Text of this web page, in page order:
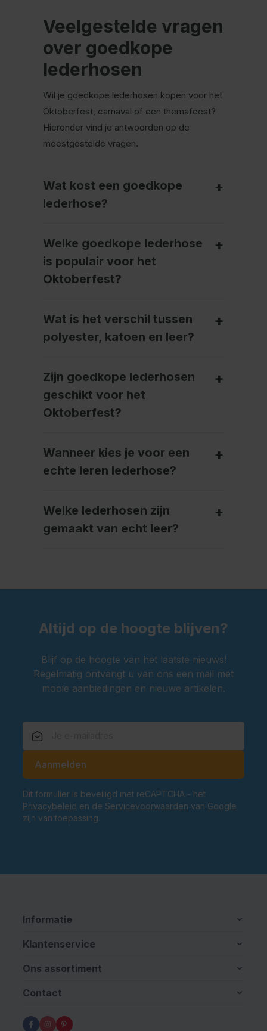
Veelgestelde vragen
over goedkope
lederhosen
Wil je goedkope lederhosen kopen voor het
Oktoberfest, carnaval of een themafeest?
Hieronder vind je antwoorden op de
meestgestelde vragen.
Wat kost een goedkope
lederhose?
Welke goedkope lederhose
is populair voor het
Oktoberfest?
Wat is het verschil tussen
polyester, katoen en leer?
Zijn goedkope lederhosen
geschikt voor het
Oktoberfest?
Wanneer kies je voor een
echte leren lederhose?
Welke lederhosen zijn
gemaakt van echt leer?
Altijd op de hoogte blijven?
Blijf op de hoogte van het laatste nieuws!
Regelmatig ontvangt u van ons een mail met
mooie aanbiedingen en nieuwe artikelen.
Aanmelden
Dit formulier is beveiligd met reCAPTCHA - het
Privacybeleid en de Servicevoorwaarden van Google
zijn van toepassing.
Informatie
Klantenservice
Ons assortiment
Contact